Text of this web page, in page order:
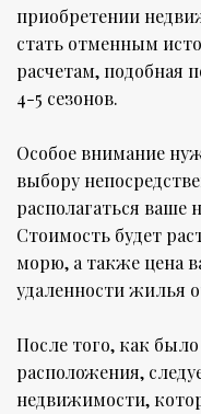
приобретении
стать отменным
расчетам, подобная
4-5 сезонов.
Особое внимание
выбору
располагаться
Стоимость будет
морю, а также цена
удаленности жилья
После того, как
расположения,
недвижимости,